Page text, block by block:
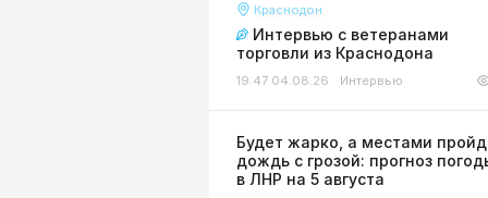
Краснодон
Интервью с ветеранами
торговли из Краснодона
19:47 04.08.26 Интервью
Будет жарко, а местами
дождь с грозой: прогноз
в ЛНР на 5 августа